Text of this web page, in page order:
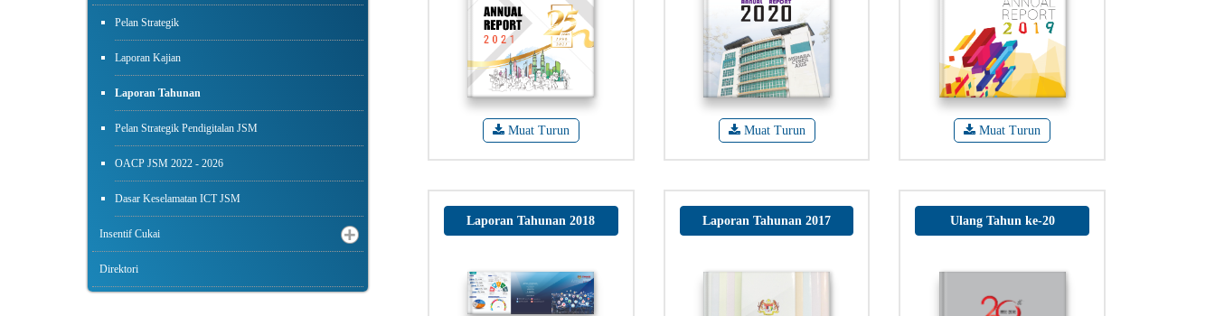
Pelan Strategik
Laporan Kajian
Laporan Tahunan
Pelan Strategik Pendigitalan JSM
OACP JSM 2022 - 2026
Dasar Keselamatan ICT JSM
Insentif Cukai
Direktori
Muat Turun Muat Turun Muat Turun
Laporan Tahunan 2018 Laporan Tahunan 2017 Ulang Tahun ke-20